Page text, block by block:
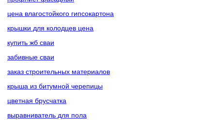
цена влагостойкого гипсокартона
крышки для колодцев цена
купить жб сваи
забивные сваи
заказ строительных материалов
крыша из битумной черепицы
цветная брусчатка
выравниватель для пола